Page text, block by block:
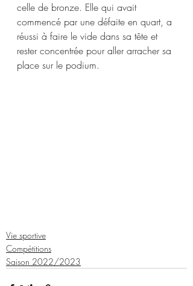
celle de bronze. Elle qui avait
commencé par une défaite en quart, a
réussi à faire le vide dans sa tête et
rester concentrée pour aller arracher sa
place sur le podium.
Vie sportive
Compétitions
Saison 2022/2023